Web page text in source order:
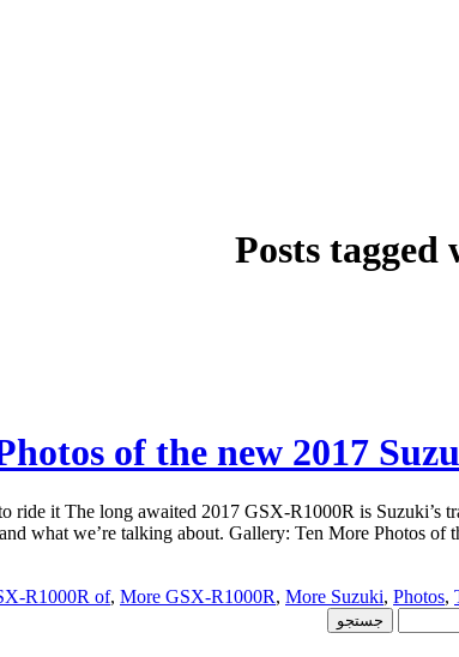
Posts tagged
of the new 2017
it The long awaited 2017 GSX-R1000R is Suzuki’s
what we’re talking about. Gallery: Ten More Photos of
R1000R of, More GSX-R1000R, More Suzuki, Photos,